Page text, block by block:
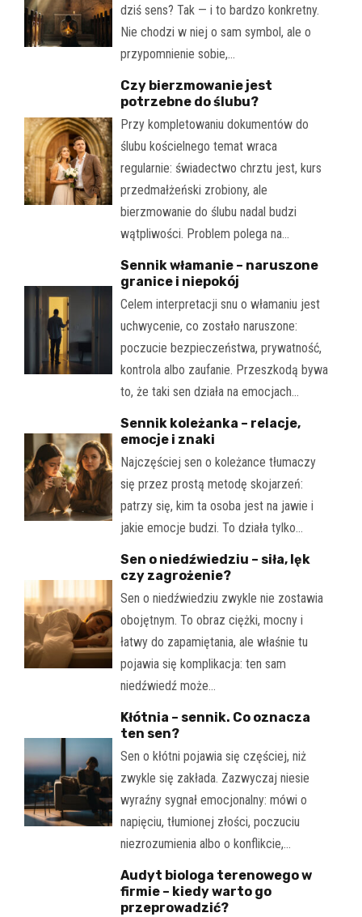
dziś sens? Tak — i to bardzo konkretny.
Nie chodzi w niej o sam symbol, ale o
przypomnienie sobie,…
Czy bierzmowanie jest
potrzebne do ślubu?
Przy kompletowaniu dokumentów do
ślubu kościelnego temat wraca
regularnie: świadectwo chrztu jest, kurs
przedmałżeński zrobiony, ale
bierzmowanie do ślubu nadal budzi
wątpliwości. Problem polega na…
Sennik włamanie – naruszone
granice i niepokój
Celem interpretacji snu o włamaniu jest
uchwycenie, co zostało naruszone:
poczucie bezpieczeństwa, prywatność,
kontrola albo zaufanie. Przeszkodą bywa
to, że taki sen działa na emocjach…
Sennik koleżanka – relacje,
emocje i znaki
Najczęściej sen o koleżance tłumaczy
się przez prostą metodę skojarzeń:
patrzy się, kim ta osoba jest na jawie i
jakie emocje budzi. To działa tylko…
Sen o niedźwiedziu – siła, lęk
czy zagrożenie?
Sen o niedźwiedziu zwykle nie zostawia
obojętnym. To obraz ciężki, mocny i
łatwy do zapamiętania, ale właśnie tu
pojawia się komplikacja: ten sam
niedźwiedź może…
Kłótnia – sennik. Co oznacza
ten sen?
Sen o kłótni pojawia się częściej, niż
zwykle się zakłada. Zazwyczaj niesie
wyraźny sygnał emocjonalny: mówi o
napięciu, tłumionej złości, poczuciu
niezrozumienia albo o konflikcie,…
Audyt biologa terenowego w
firmie – kiedy warto go
przeprowadzić?